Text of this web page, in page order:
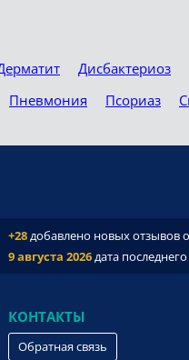
Дисбактериоз
Пневмония Псориаз
+28добавлено новых отзывов
9 августа 2026дата
КОНТАКТЫ
Обратная связь